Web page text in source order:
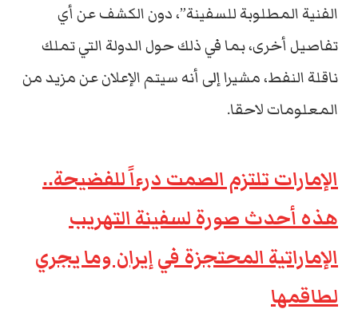
الفنية المطلوبة للسفينة”، دون الكشف عن أي
تفاصيل أخرى، بما في ذلك حول الدولة التي تملك
ناقلة النفط، مشيرا إلى أنه سيتم الإعلان عن مزيد من
المعلومات لاحقا.
الإمارات تلتزم الصمت درءاً للفضيحة..
هذه أحدث صورة لسفينة التهريب
الإماراتية المحتجزة في إيران وما يجري
لطاقمها